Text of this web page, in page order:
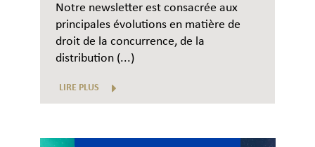
Notre newsletter est consacrée aux
principales évolutions en matière de
droit de la concurrence, de la
distribution (...)
LIRE PLUS